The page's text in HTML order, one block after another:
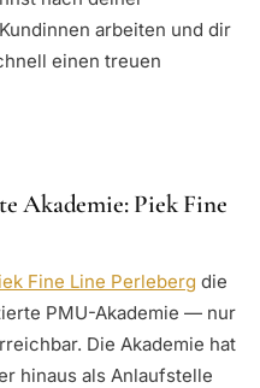
arbeiten und dir
einen treuen
Akademie: Piek Fine
Fine Line Perleberg die
PMU-Akademie — nur
Die Akademie hat
hinaus als Anlaufstelle